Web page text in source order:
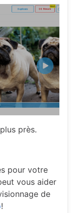
près.
pour votre
vous aider
de
!